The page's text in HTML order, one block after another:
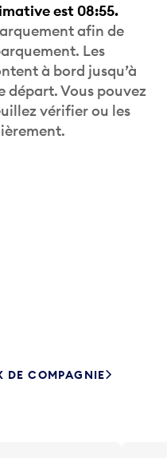
est 08:55.
afin de
Les
à bord jusqu’à
départ. Vous pouvez
vérifier ou les
DE COMPAGNIE